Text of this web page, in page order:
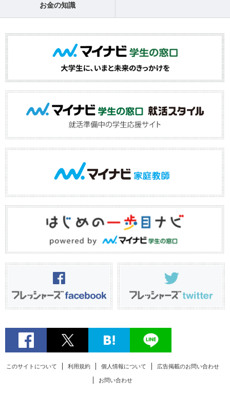
お金の知識
このサイトについて 利用規約 個人情報について 広告掲載のお問い合わせ
お問い合わせ